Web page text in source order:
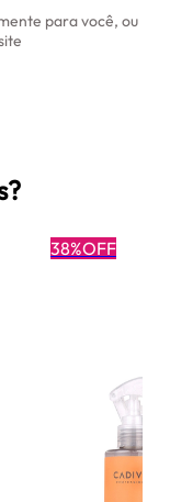
para você, ou
38%OFF